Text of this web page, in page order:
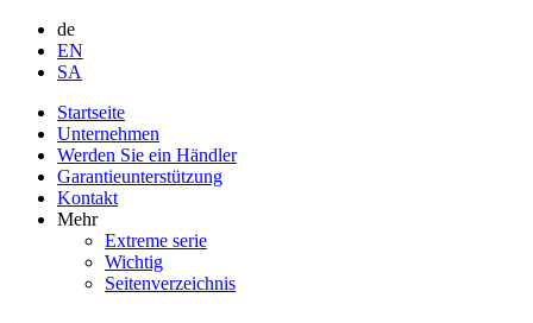
de
EN
SA
Startseite
Unternehmen
Werden Sie ein Händler
Garantieunterstützung
Kontakt
Mehr
Extreme serie
Wichtig
Seitenverzeichnis